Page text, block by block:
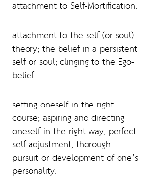
attachment to Self-Mortification.
attachment to the self-(or soul)-
theory; the belief in a persistent
self or soul; clinging to the Ego-
belief.
setting oneself in the right
course; aspiring and directing
oneself in the right way; perfect
self-adjustment; thorough
pursuit or development of one’s
personality.